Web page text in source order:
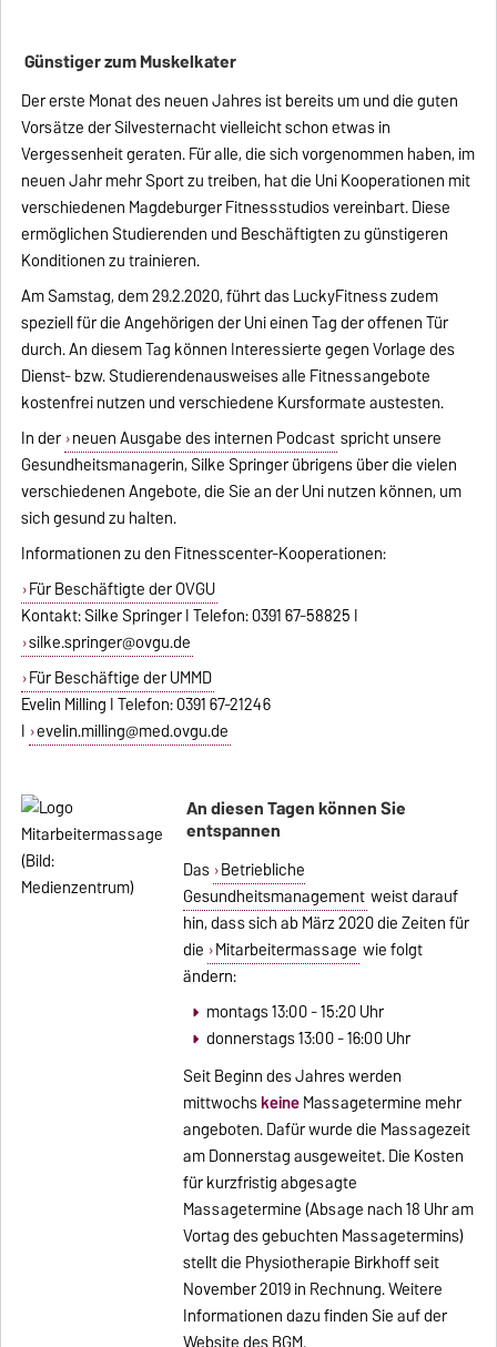
Günstiger zum Muskelkater
Der erste Monat des neuen Jahres ist bereits um und die guten
Vorsätze der Silvesternacht vielleicht schon etwas in
Vergessenheit geraten. Für alle, die sich vorgenommen haben, im
neuen Jahr mehr Sport zu treiben, hat die Uni Kooperationen mit
verschiedenen Magdeburger Fitnessstudios vereinbart. Diese
ermöglichen Studierenden und Beschäftigten zu günstigeren
Konditionen zu trainieren.
Am Samstag, dem 29.2.2020, führt das LuckyFitness zudem
speziell für die Angehörigen der Uni einen Tag der offenen Tür
durch. An diesem Tag können Interessierte gegen Vorlage des
Dienst- bzw. Studierendenausweises alle Fitnessangebote
kostenfrei nutzen und verschiedene Kursformate austesten.
In der neuen Ausgabe des internen Podcast spricht unsere
Gesundheitsmanagerin, Silke Springer übrigens über die vielen
verschiedenen Angebote, die Sie an der Uni nutzen können, um
sich gesund zu halten.
Informationen zu den Fitnesscenter-Kooperationen:
Für Beschäftigte der OVGU
Kontakt: Silke Springer I Telefon: 0391 67-58825 I
silke.springer@ovgu.de
Für Beschäftige der UMMD
Evelin Milling I Telefon: 0391 67-21246
I evelin.milling@med.ovgu.de
An diesen Tagen können Sie
entspannen
Das Betriebliche
Gesundheitsmanagement weist darauf
hin, dass sich ab März 2020 die Zeiten für
die Mitarbeitermassage wie folgt
ändern:
montags 13:00 - 15:20 Uhr
donnerstags 13:00 - 16:00 Uhr
Seit Beginn des Jahres werden
mittwochskeineMassagetermine mehr
angeboten. Dafür wurde die Massagezeit
am Donnerstag ausgeweitet. Die Kosten
für kurzfristig abgesagte
Massagetermine (Absage nach 18 Uhr am
Vortag des gebuchten Massagetermins)
stellt die Physiotherapie Birkhoff seit
November 2019 in Rechnung. Weitere
Informationen dazu finden Sie auf der